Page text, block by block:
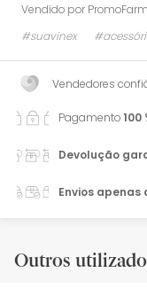
Vendido por
#suavinex
Vendedores
Pagamento100
Devolução
Envios apenas
Outros